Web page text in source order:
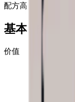
配方高级工作台蓝图
基本信息
价值